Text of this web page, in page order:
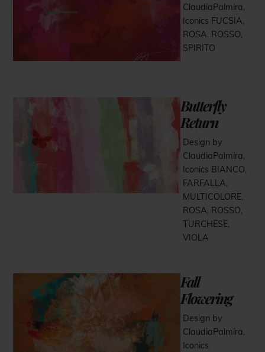
ClaudiaPalmira,
Iconics FUCSIA,
ROSA, ROSSO,
SPIRITO
Butterfly
Return
Design by
ClaudiaPalmira,
Iconics BIANCO,
FARFALLA,
MULTICOLORE,
ROSA, ROSSO,
TURCHESE,
VIOLA
Fall
Flowering
Design by
ClaudiaPalmira,
Iconics